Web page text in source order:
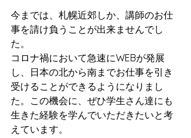
今までは、札幌近郊しか、講師のお仕
事を請け負うことが出来ませんでし
た。
コロナ禍において急速にWEBが発展
し、日本の北から南までお仕事を引き
受けることができるようになりまし
た。この機会に、ぜひ学生さん達にも
生きた経験を学んでいただきたいと考
えています。